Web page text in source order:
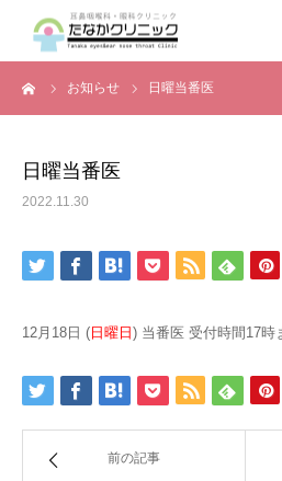
お知らせ 日曜当番医
日曜当番医
2022.11.30
12月18日 ( 日曜日 ) 当番医 受付時間17時
前の記事
トップページ
設備機器
よくある質問